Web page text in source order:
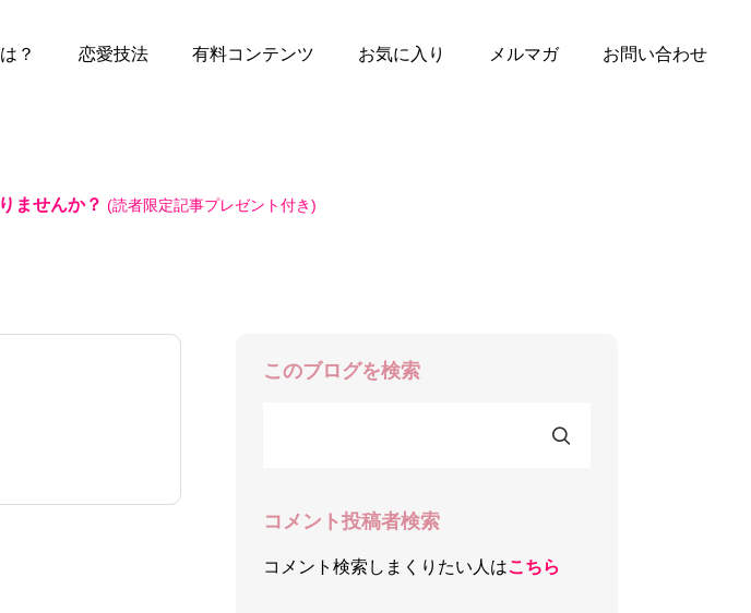
？ 恋愛技法 有料コンテンツ お気に入り メルマガ お問い合わせ
ませんか？ (読者限定記事プレゼント付き)
このブログを検索
コメント投稿者検索
コメント検索しまくりたい人はこちら